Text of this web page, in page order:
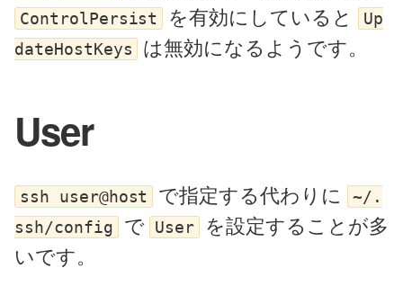
ControlPersist を有効にしていると
Up
dateHostKeys
は無効になるようです。
User
ssh user@host で指定する代わりに
~/.
ssh/config で User
を設定することが多
いです。